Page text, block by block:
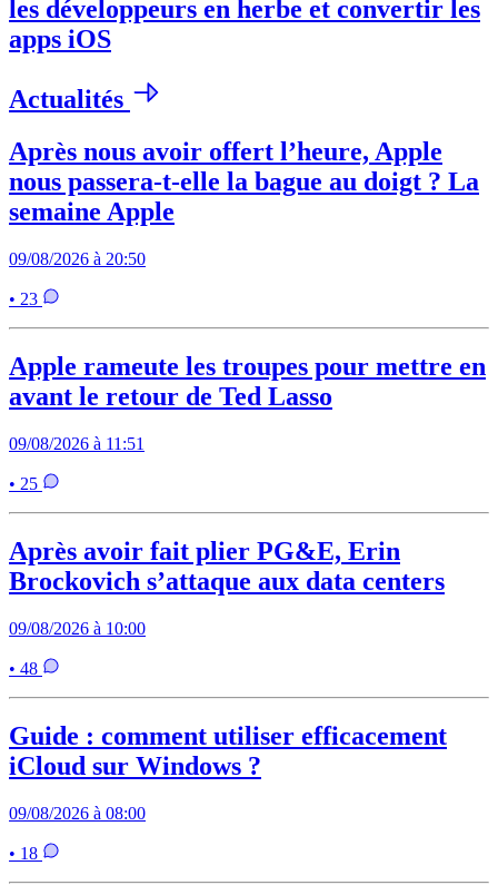
les développeurs en herbe et convertir les
apps iOS
Actualités
Après nous avoir offert l’heure, Apple
nous passera-t-elle la bague au doigt ? La
semaine Apple
09/08/2026 à 20:50
• 23
Apple rameute les troupes pour mettre en
avant le retour de Ted Lasso
09/08/2026 à 11:51
• 25
Après avoir fait plier PG&E, Erin
Brockovich s’attaque aux data centers
09/08/2026 à 10:00
• 48
Guide : comment utiliser efficacement
iCloud sur Windows ?
09/08/2026 à 08:00
• 18